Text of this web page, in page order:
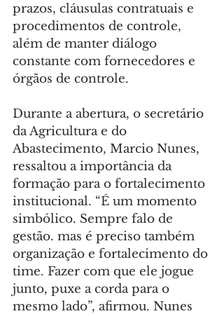
prazos, cláusulas contratuais e
procedimentos de controle,
além de manter diálogo
constante com fornecedores e
órgãos de controle.
Durante a abertura, o secretário
da Agricultura e do
Abastecimento, Marcio Nunes,
ressaltou a importância da
formação para o fortalecimento
institucional. “É um momento
simbólico. Sempre falo de
gestão. mas é preciso também
organização e fortalecimento do
time. Fazer com que ele jogue
junto, puxe a corda para o
mesmo lado”, afirmou. Nunes